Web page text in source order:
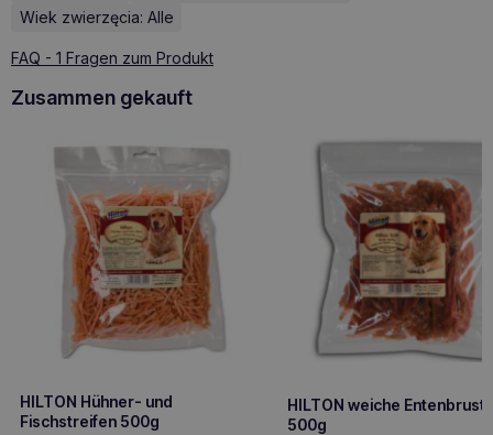
Wiek zwierzęcia: Alle
FAQ - 1 Fragen zum Produkt
Zusammen gekauft
HILTON Hühner- und
Fischstreifen 500g
HILTON weiche Entenbrust
500g